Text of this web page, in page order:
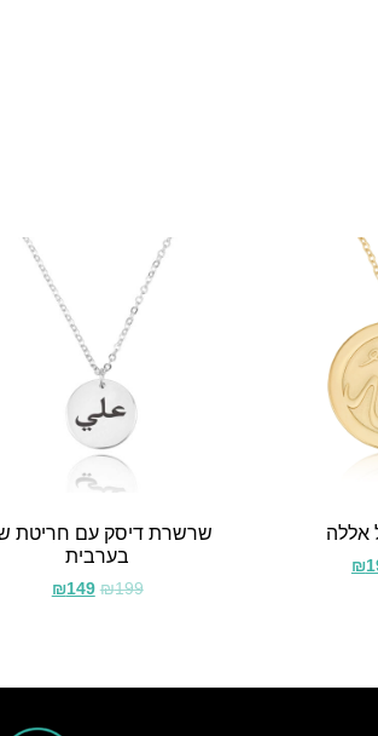
אללה
₪
שרשרת דיסק עם חריטת
בערבית
₪199
₪149